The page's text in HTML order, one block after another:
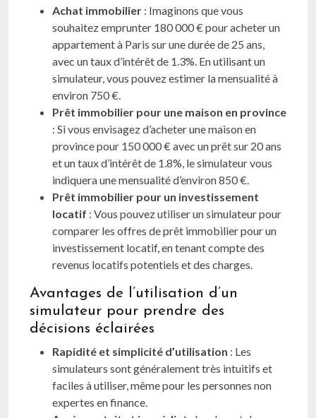
Achat immobilier : Imaginons que vous
souhaitez emprunter 180 000 € pour acheter un
appartement à Paris sur une durée de 25 ans,
avec un taux d’intérêt de 1.3%. En utilisant un
simulateur, vous pouvez estimer la mensualité à
environ 750 €.
Prêt immobilier pour une maison en province
: Si vous envisagez d’acheter une maison en
province pour 150 000 € avec un prêt sur 20 ans
et un taux d’intérêt de 1.8%, le simulateur vous
indiquera une mensualité d’environ 850 €.
Prêt immobilier pour un investissement
locatif : Vous pouvez utiliser un simulateur pour
comparer les offres de prêt immobilier pour un
investissement locatif, en tenant compte des
revenus locatifs potentiels et des charges.
Avantages de l’utilisation d’un
simulateur pour prendre des
décisions éclairées
Rapidité et simplicité d’utilisation : Les
simulateurs sont généralement très intuitifs et
faciles à utiliser, même pour les personnes non
expertes en finance.